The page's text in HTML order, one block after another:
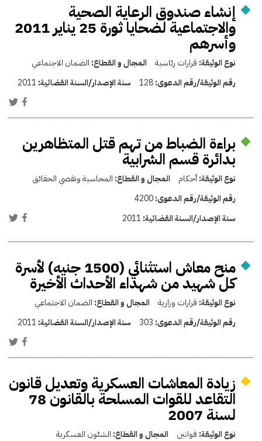
إنشاء صندوق الرعاية الصحية
والاجتماعية لضحايا ثورة 25 يناير 2011
وأسرهم
نوع الوثيقة: قرارات رئاسية المجال و القطاع: الضمان الاجتماعي
رقم الوثيقة/رقم الدعوى:128 سنة الإصدار/السنة القضائية: 2011
براءة الضباط من تهم قتل المتظاهرين
بدائرة قسم الشرابية
نوع الوثيقة:أحكام المجال و القطاع: المحاسبة وتقصي الحقائق
رقم الوثيقة/رقم الدعوى:4200
سنة الإصدار/السنة القضائية: 2011
منح معاش استثنائي (1500 جنيه) لأسرة
كل شهيد من شهداء الأحداث الأخيرة
نوع الوثيقة: قرارات وزارية المجال و القطاع: الضمان الاجتماعي
رقم الوثيقة/رقم الدعوى: 303 سنة الإصدار/السنة القضائية: 2011
زيادة المعاشات العسكرية وتعديل قانون
التقاعد للقوات المسلحة بالقانون 78
لسنة 2007
نوع الوثيقة: قوانين المجال و القطاع: الشئون العسكرية